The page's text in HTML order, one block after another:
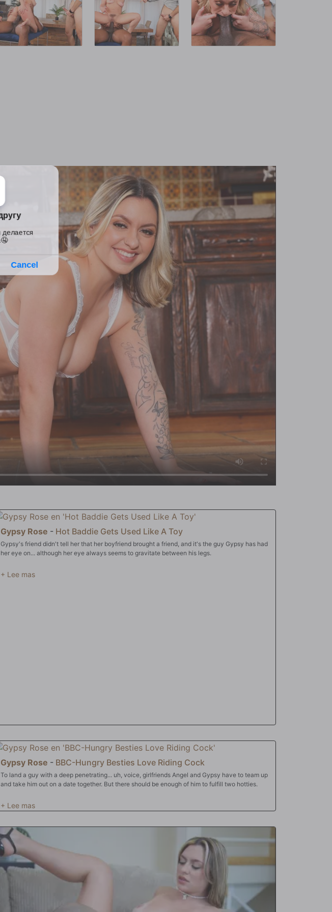
Gypsy Rose - Hot Baddie Gets Used Like A Toy
Gypsy's friend didn't tell her that her boyfriend brought a friend, and it's the guy Gypsy has had
her eye on... although her eye always seems to gravitate between his legs.
Gypsy Rose - BBC-Hungry Besties Love Riding Cock
To land a guy with a deep penetrating... uh, voice, girlfriends Angel and Gypsy have to team up
and take him out on a date together. But there should be enough of him to fulfill two hotties.